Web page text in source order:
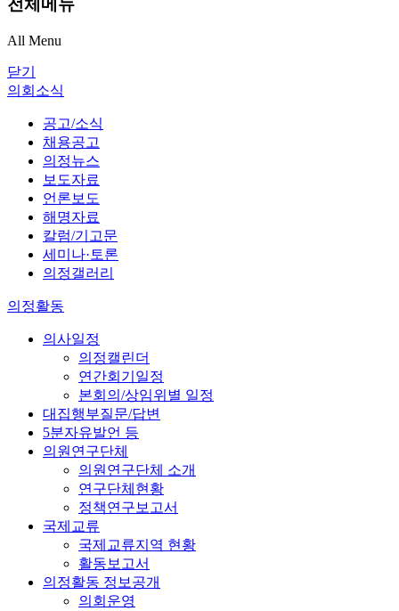
전체메뉴
All Menu
닫기
의회소식
공고/소식
채용공고
의정뉴스
보도자료
언론보도
해명자료
칼럼/기고문
세미나·토론
의정갤러리
의정활동
의사일정
의정캘린더
연간회기일정
본회의/상임위별 일정
대집행부질문/답변
5분자유발언 등
의원연구단체
의원연구단체 소개
연구단체현황
정책연구보고서
국제교류
국제교류지역 현황
활동보고서
의정활동 정보공개
의회운영